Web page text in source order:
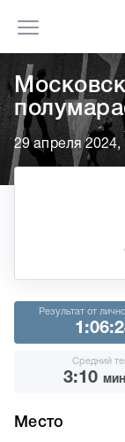
29 апреля
Результат от
Средний
3:10
Место